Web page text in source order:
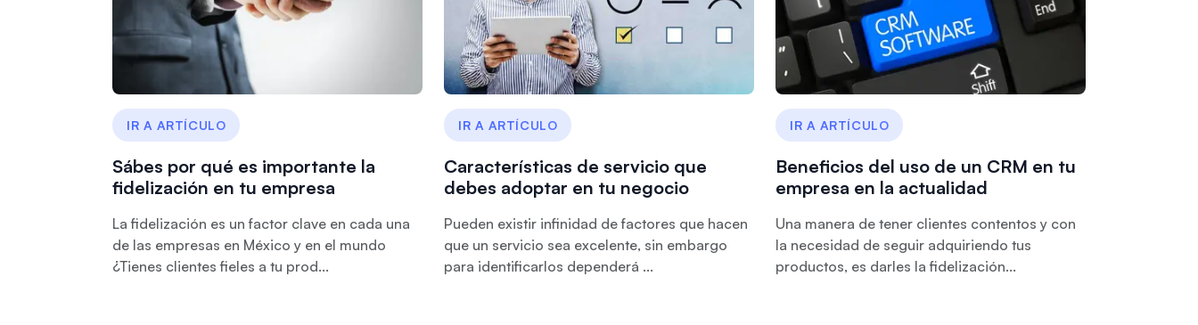
IR A ARTÍCULO
Sábes por qué es importante la
fidelización en tu empresa
La fidelización es un factor clave en cada una
de las empresas en México y en el mundo
¿Tienes clientes fieles a tu prod...
IR A ARTÍCULO
Características de servicio que
debes adoptar en tu negocio
Pueden existir infinidad de factores que hacen
que un servicio sea excelente, sin embargo
para identificarlos dependerá ...
IR A ARTÍCULO
Beneficios del uso de un CRM en tu
empresa en la actualidad
Una manera de tener clientes contentos y con
la necesidad de seguir adquiriendo tus
productos, es darles la fidelización...